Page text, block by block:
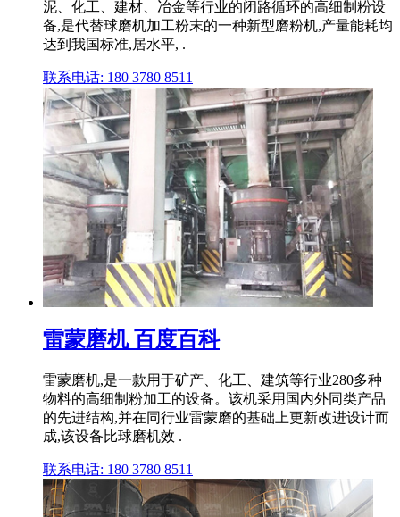
泥、化工、建材、冶金等行业的闭路循环的高细制粉设
备,是代替球磨机加工粉末的一种新型磨粉机,产量能耗均
达到我国标准,居水平, .
联系电话: 180 3780 8511
雷蒙磨机 百度百科
雷蒙磨机,是一款用于矿产、化工、建筑等行业280多种
物料的高细制粉加工的设备。该机采用国内外同类产品
的先进结构,并在同行业雷蒙磨的基础上更新改进设计而
成,该设备比球磨机效 .
联系电话: 180 3780 8511